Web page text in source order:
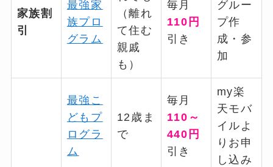
家族割
引
最強家
族プロ
グラム
（離れ
て住む
親戚
も）
毎月
110円
引き
グルー
プ作
成・参
加
最強こ
どもプ
ログラ
ム
12歳ま
で
毎月
110～
440円
引き
my楽
天モバ
イルよ
りお申
し込み